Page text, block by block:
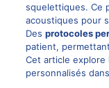
squelettiques. Ce
acoustiques pour
Des protocoles
patient,
Cet article explore
personnalisés